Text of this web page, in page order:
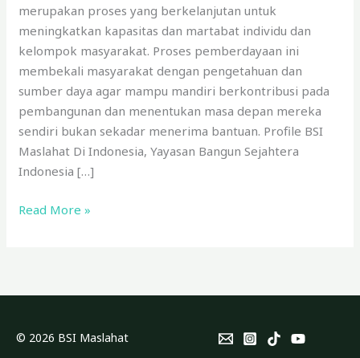
merupakan proses yang berkelanjutan untuk
meningkatkan kapasitas dan martabat individu dan
kelompok masyarakat. Proses pemberdayaan ini
membekali masyarakat dengan pengetahuan dan
sumber daya agar mampu mandiri berkontribusi pada
pembangunan dan menentukan masa depan mereka
sendiri bukan sekadar menerima bantuan. Profile BSI
Maslahat Di Indonesia, Yayasan Bangun Sejahtera
Indonesia […]
Read More »
© 2026 BSI Maslahat